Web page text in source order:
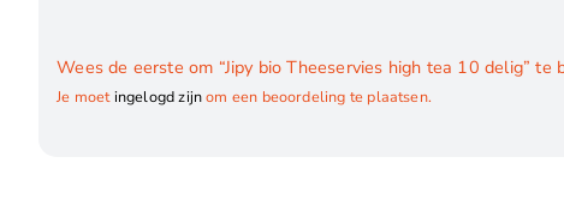
Wees de eerste om “Jipy bio Theeservies high tea 10 delig” te
Je moetingelogd zijnom een beoordeling te plaatsen.